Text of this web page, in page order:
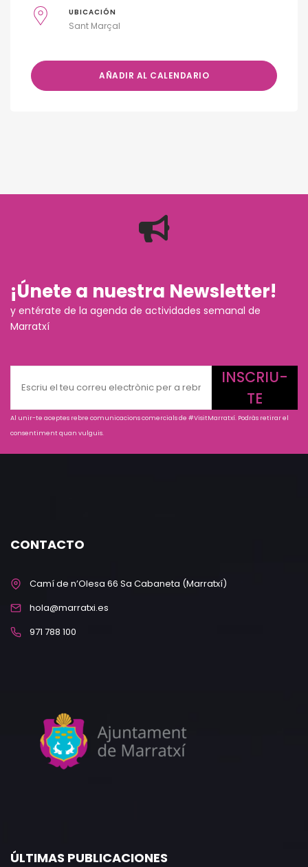
UBICACIÓN
Sant Marçal
AÑADIR AL CALENDARIO
¡Únete a nuestra Newsletter!
y entérate de la agenda de actividades semanal de
Marratxí
INSCRIU-
TE
Al unir-te aceptes rebre comunicacions comercials de #VisitMarratxí. Podràs retirar el
consentiment quan vulguis.
CONTACTO
Camí de n’Olesa 66 Sa Cabaneta (Marratxí)
hola@marratxi.es
971 788 100
ÚLTIMAS PUBLICACIONES